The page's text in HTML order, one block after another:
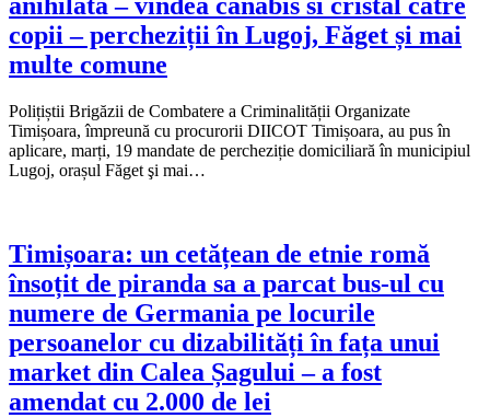
anihilată – vindea canabis si cristal către
copii – percheziții în Lugoj, Făget și mai
multe comune
Polițiștii Brigăzii de Combatere a Criminalității Organizate
Timișoara, împreună cu procurorii DIICOT Timișoara, au pus în
aplicare, marți, 19 mandate de percheziție domiciliară în municipiul
Lugoj, orașul Făget şi mai…
Timișoara: un cetățean de etnie romă
însoțit de piranda sa a parcat bus-ul cu
numere de Germania pe locurile
persoanelor cu dizabilități în fața unui
market din Calea Șagului – a fost
amendat cu 2.000 de lei